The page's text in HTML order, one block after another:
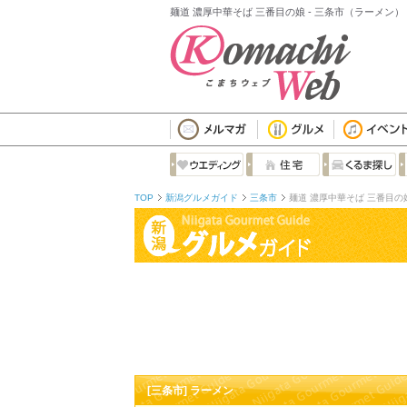
麺道 濃厚中華そば 三番目の娘 - 三条市（ラーメン）
TOP 新潟グルメガイド 三条市 麺道 濃厚中華そば 三番目の
[三条市] ラーメン